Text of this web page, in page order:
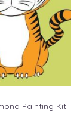
Painting Kit